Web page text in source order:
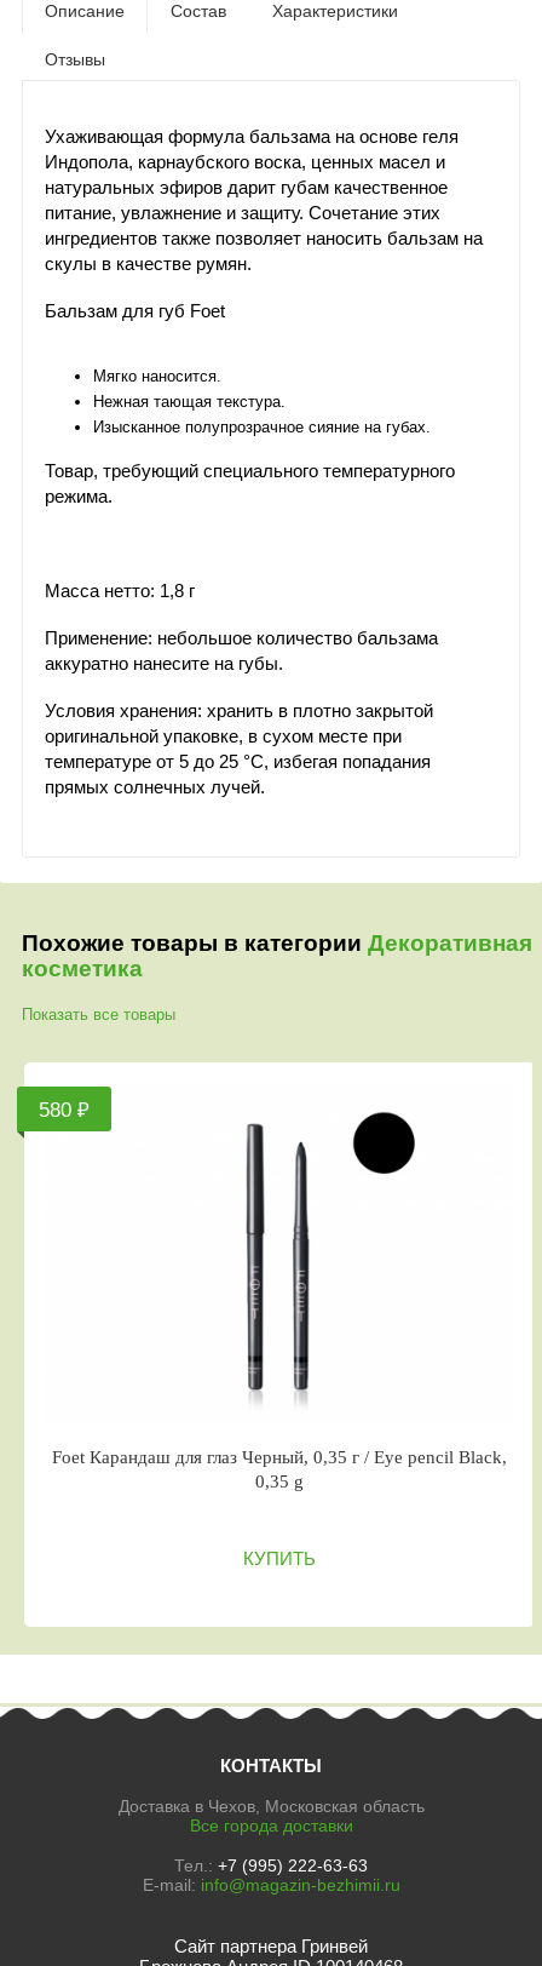
Описание Состав Характеристики
Отзывы
Ухаживающая формула бальзама на основе геля
Индопола, карнаубского воска, ценных масел и
натуральных эфиров дарит губам качественное
питание, увлажнение и защиту. Сочетание этих
ингредиентов также позволяет наносить бальзам на
скулы в качестве румян.
Бальзам для губ Foet
Мягко наносится.
Нежная тающая текстура.
Изысканное полупрозрачное сияние на губах.
Товар, требующий специального температурного
режима.
Масса нетто: 1,8 г
Применение: небольшое количество бальзама
аккуратно нанесите на губы.
Условия хранения: хранить в плотно закрытой
оригинальной упаковке, в сухом месте при
температуре от 5 до 25 °С, избегая попадания
прямых солнечных лучей.
Похожие товары в категории Декоративная
косметика
Показать все товары
580 ₽
Foet Карандаш для глаз Черный, 0,35 г / Eye pencil Black,
0,35 g
КУПИТЬ
КОНТАКТЫ
Доставка в Чехов, Московская область
Все города доставки
Тел.: +7 (995) 222-63-63
E-mail: info@magazin-bezhimii.ru
Сайт партнера Гринвей